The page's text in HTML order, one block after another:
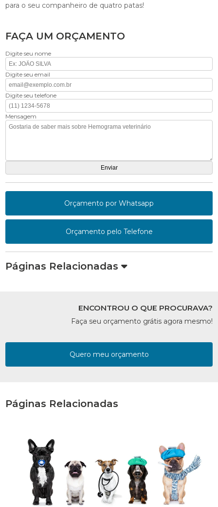
para o seu companheiro de quatro patas!
FAÇA UM ORÇAMENTO
Digite seu nome
Digite seu email
Digite seu telefone
Mensagem
Orçamento por Whatsapp
Orçamento pelo Telefone
Páginas Relacionadas
ENCONTROU O QUE PROCURAVA?
Faça seu orçamento grátis agora mesmo!
Quero meu orçamento
Páginas Relacionadas